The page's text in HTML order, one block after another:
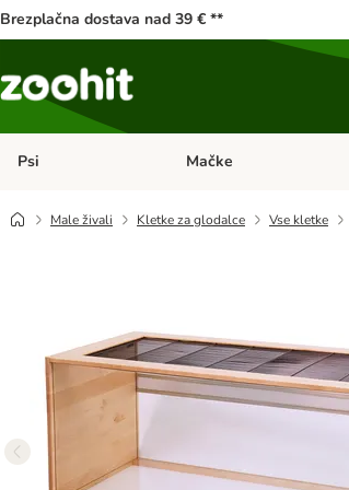
Brezplačna dostava nad 39 € **
Psi Odprite meni kategorij: Psi
Mačke
Male živali Kletke za glodalce Vse kletke